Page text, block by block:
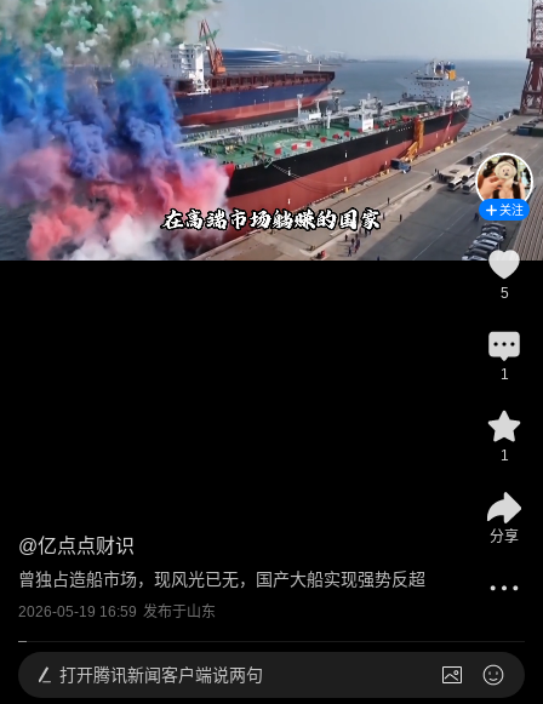
@亿点点财识
曾独占造船市场，现风光已无，国产大船实现强势反超
2026-05-19 16:59 发布于山东
关注
5
1
1
分享
打开腾讯新闻客户端说两句